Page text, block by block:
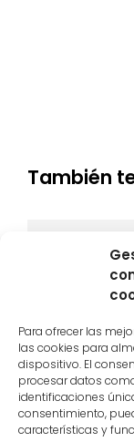
Para ofrecer las
las cookies para
dispositivo. El
procesar datos
identificaciones
consentimiento,
características y
También
Cómo